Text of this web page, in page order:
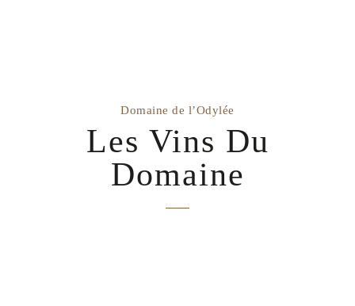
Domaine de l’Odylée
Les Vins Du
Domaine